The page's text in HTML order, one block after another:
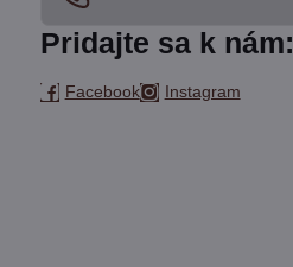
Pridajte sa k nám:
Facebook Instagram